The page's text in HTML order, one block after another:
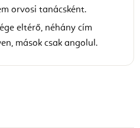
orvosi tanácsként.
eltérő, néhány cím
mások csak angolul.